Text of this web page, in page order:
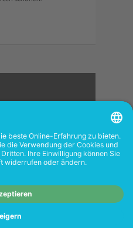
<
SIE UNS
an Wiederverkäufer.